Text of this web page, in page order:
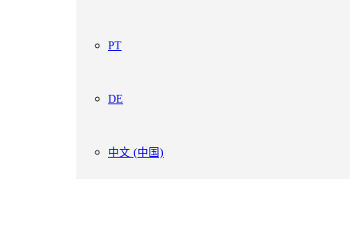
PT
DE
中文 (中国)